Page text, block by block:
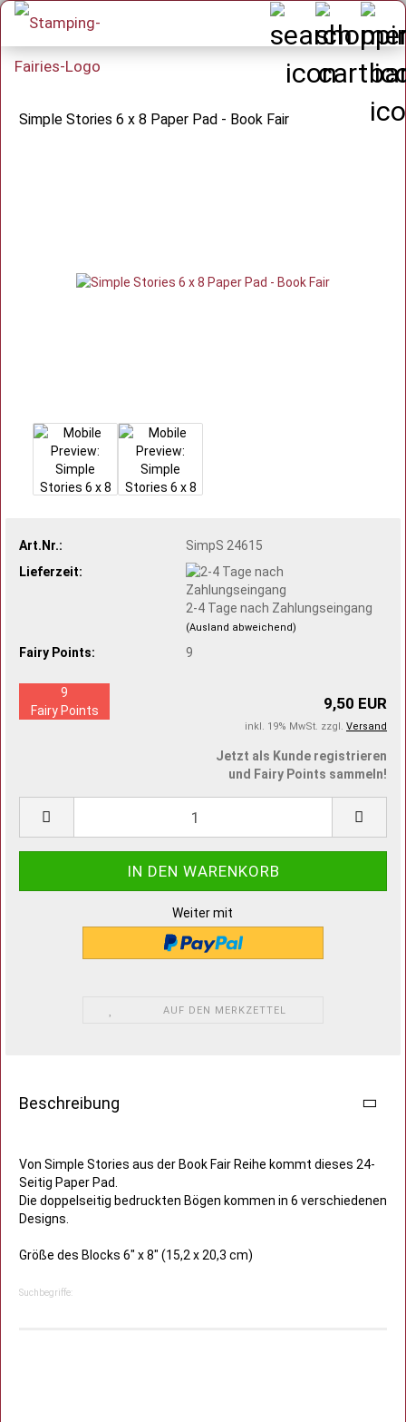
Simple Stories 6 x 8 Paper Pad - Book Fair
Art.Nr.:
SimpS 24615
Lieferzeit:
2-4 Tage nach Zahlungseingang
(Ausland abweichend)
Fairy Points: 9
9,50 EUR
inkl. 19% MwSt. zzgl. Versand
9
Fairy Points
Jetzt als Kunde registrieren
und Fairy Points sammeln!
Weiter mit
AUF DEN MERKZETTEL
Beschreibung
Von Simple Stories aus der Book Fair Reihe kommt dieses 24-
Seitig Paper Pad.
Die doppelseitig bedruckten Bögen kommen in 6 verschiedenen
Designs.
Größe des Blocks 6" x 8" (15,2 x 20,3 cm)
Suchbegriffe: